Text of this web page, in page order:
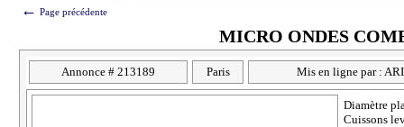
← Page précédente
MICRO ONDES
Annonce # 213189 Paris Mis en ligne par :
Diamètre
Cuissons